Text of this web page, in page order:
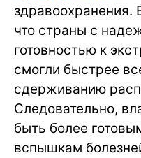
здравоохранения.
что страны с
готовностью к
смогли быстрее
сдерживанию
Следовательно,
быть более
вспышкам